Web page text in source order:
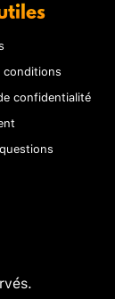
conditions
confidentialité